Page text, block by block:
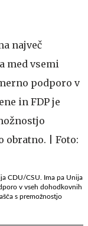
CDU/CSU. Ima pa Unija
v vseh dohodkovnih
s premožnostjo